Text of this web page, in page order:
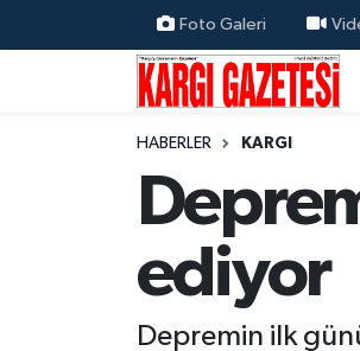
Foto Galeri
HABERLER KARGI
ediyor
Depremin ilk
Flaş Haber
Nöbetçi Eczaneler
Hava Durumu
Çorum Namaz Vakitleri
Trafik Durumu
Süper Lig Puan Durumu ve